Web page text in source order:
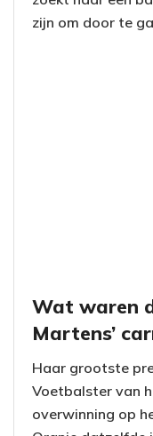
zijn om door te
Wat waren
Martens’
Haar grootste
Voetbalster van
overwinning op